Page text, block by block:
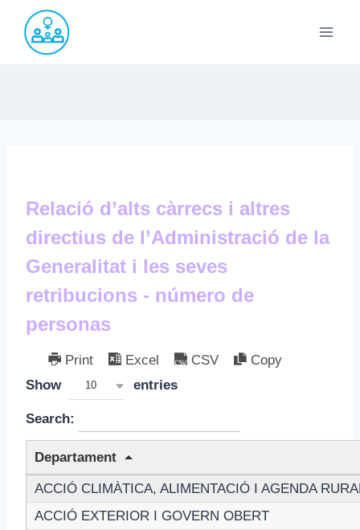
Saltar
contenido
Relació d’alts càrrecs i altres
directius de l’Administració de la
Generalitat i les seves
retribucions - número de
personas
Print Excel CSV
Copy
Show
10 entries
Search:
Departament
ACCIÓ CLIMÀTICA, ALIMENTACIÓ I AGENDA
ACCIÓ EXTERIOR I GOVERN OBERT